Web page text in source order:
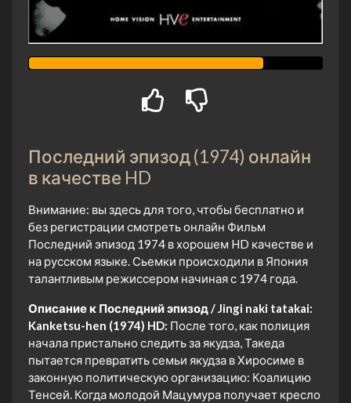
Последний эпизод (1974) онлайн
в качестве HD
Внимание: вы здесь для того, чтобы бесплатно и
без регистрации смотреть онлайн Фильм
Последний эпизод 1974 в хорошем HD качестве и
на русском языке. Сьемки происходили в Япония
талантливым режиссером начиная с 1974 года.
Описание к Последний эпизод / Jingi naki tatakai:
Kanketsu-hen (1974) HD: После того, как полиция
начала пристально следить за якудза, Такеда
пытается превратить семьи якудза в Хиросиме в
законную политическую организацию: Коалицию
Тенсей. Когда молодой Мацумура получает кресло